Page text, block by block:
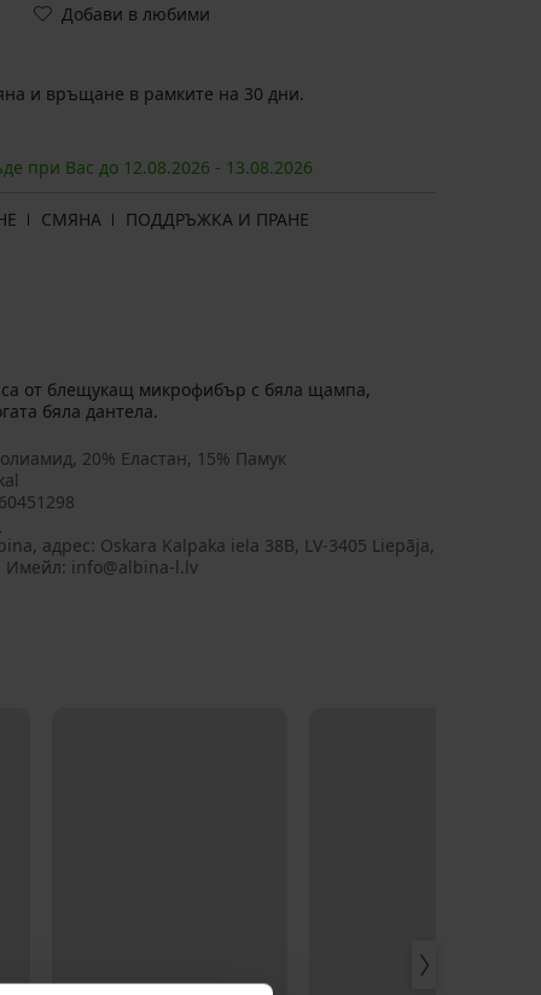
Добави в любими
и връщане в рамките на 30 дни.
при Вас до 12.08.2026 - 13.08.2026
СМЯНА
ПОДДРЪЖКА И ПРАНЕ
от блещукащ микрофибър с бяла щампа,
бяла дантела.
20% Еластан, 15% Памук
aдрес: Oskara Kalpaka iela 38B, LV-3405 Liepāja,
Имейл: info@albina-l.lv